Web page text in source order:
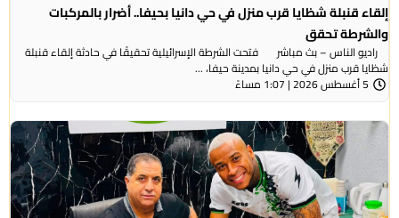
إلقاء قنبلة شظايا قرب منزل في حي دانيا بحيفا.. أضرار بالمركبات
والشرطة تحقق
راديو الناس – بث مباشر فتحت الشرطة الإسرائيلية تحقيقًا في حادثة إلقاء قنبلة
شظايا قرب منزل في حي دانيا بمدينة حيفا، ...
5 أغسطس 2026 | 1:07 مساءً